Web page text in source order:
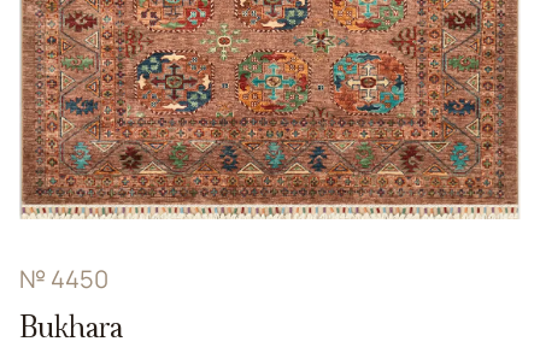
№ 4450
Bukhara